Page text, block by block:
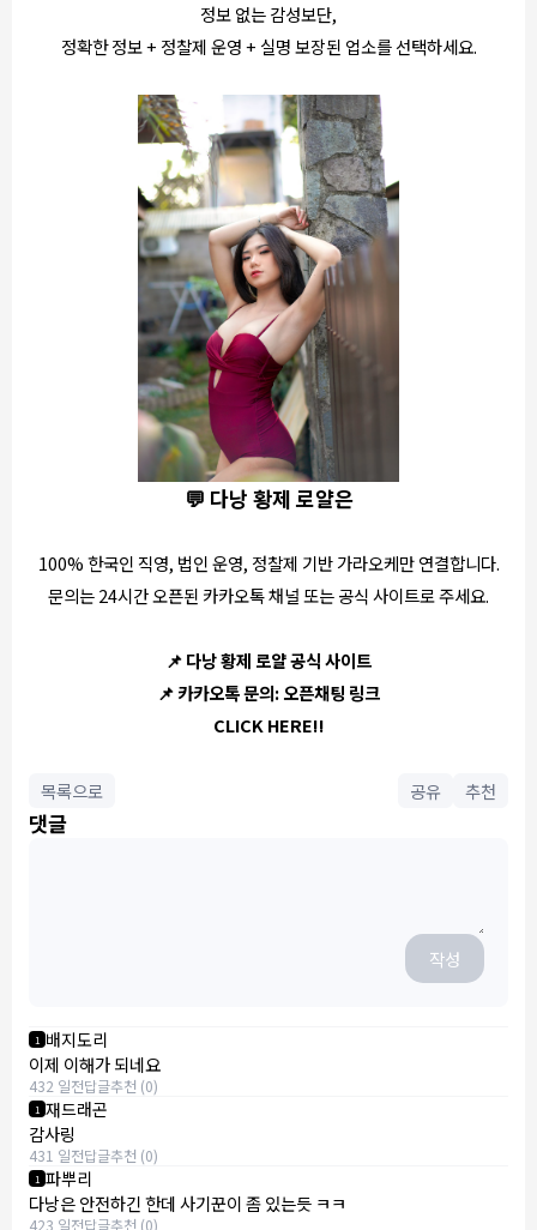
정보 없는 감성보단,
정확한 정보 + 정찰제 운영 + 실명 보장된 업소를 선택하세요.
💬 다낭 황제 로얄은
100% 한국인 직영, 법인 운영, 정찰제 기반 가라오케만 연결합니다.
문의는 24시간 오픈된 카카오톡 채널 또는 공식 사이트로 주세요.
📌다낭 황제 로얄 공식 사이트
📌 카카오톡 문의:오픈채팅 링크
CLICK HERE!!
목록으로 공유 추천
댓글
작성
1 배지도리
이제 이해가 되네요
432 일전답글추천 (0)
1 재드래곤
감사링
431 일전답글추천 (0)
1 파뿌리
다낭은 안전하긴 한데 사기꾼이 좀 있는듯 ㅋㅋ
423 일전답글추천 (0)